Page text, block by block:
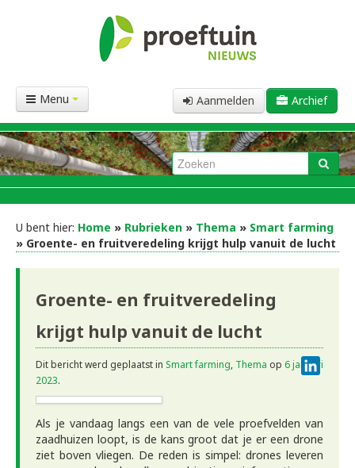
Aanmelden Archief
Menu
U bent hier: Home » Rubrieken » Thema » Smart farming
» Groente- en fruitveredeling krijgt hulp vanuit de lucht
Groente- en fruitveredeling
krijgt hulp vanuit de lucht
Dit bericht werd geplaatst in Smart farming, Thema op 6 januari
2023.
Als je vandaag langs een van de vele proefvelden van
zaadhuizen loopt, is de kans groot dat je er een drone
ziet boven vliegen. De reden is simpel: drones leveren